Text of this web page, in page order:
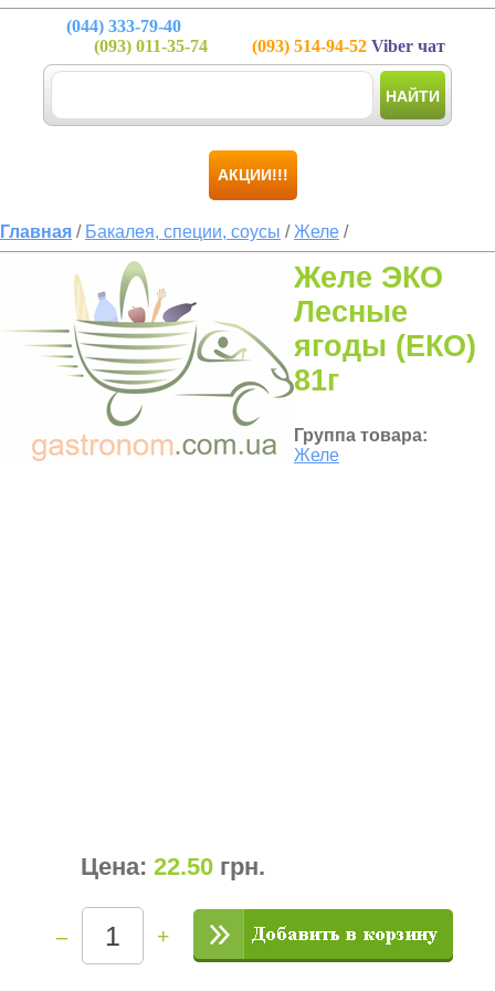
(044) 333-79-40
(093) 011-35-74 (093) 514-94-52 Viber чат
НАЙТИ
АКЦИИ!!!
Главная / Бакалея, специи, соусы / Желе /
Желе ЭКО
Лесные
ягоды (ЕКО)
81г
Группа товара:
Желе
Цена: 22.50 грн.
– +